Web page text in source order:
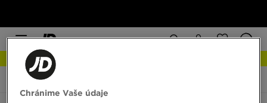
JD Sports Nike Air Force 1 '07
Chránime Vaše údaje